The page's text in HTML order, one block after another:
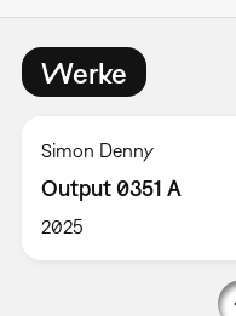
Werke
Simon Denny
Output 0351 A
2025